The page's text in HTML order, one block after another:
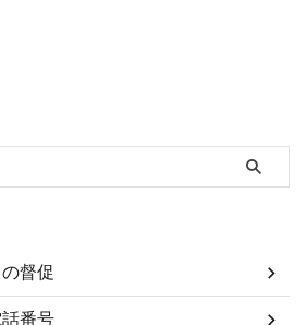
督促
番号